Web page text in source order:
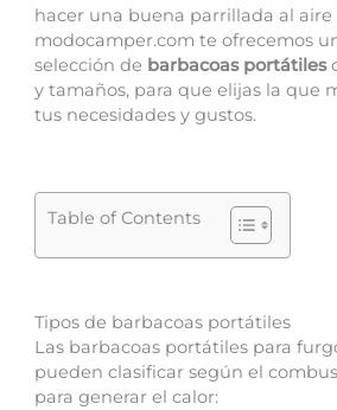
hacer una buena parrillada al aire
modocamper.com te ofrecemos
selección de barbacoas portátiles
y tamaños, para que elijas la que
tus necesidades y gustos.
Table of Contents
Tipos de barbacoas portátiles
Las barbacoas portátiles para
pueden clasificar según el
para generar el calor: